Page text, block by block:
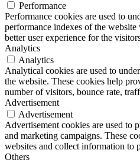
Performance
Performance cookies are used to
performance indexes of the
better user experience for the
Analytics
Analytics
Analytical cookies are used to
the website. These cookies help
number of visitors, bounce rate,
Advertisement
Advertisement
Advertisement cookies are used to
and marketing campaigns. These
websites and collect information to
Others